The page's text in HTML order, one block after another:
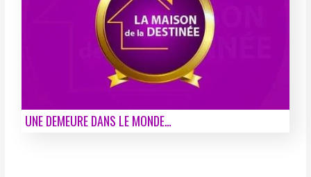
UNE DEMEURE DANS LE MONDE…